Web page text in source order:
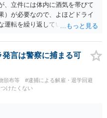
、立件には体内に酒気を帯びて
）が必要なので、よほどドライ
運転を繰り返している等の映像
言は警察に捕まる可
頒布等
#逮捕による解雇・退学回避
けたくない